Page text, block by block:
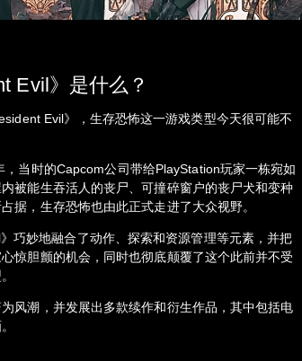
Evil》是什么？
Evil》，生存恐怖这一游戏类型今天很可能不
，当时的Capcom公司带给PlayStation玩家一栋宛如
被能生吞活人的丧尸、可撞碎窗户的丧尸犬和变种
据，生存恐怖也由此正式走进了大众视野。
》巧妙地融合了动作、探索和资源管理等元素，并把
惊胆颤的机会，同时也彻底颠覆了这个此前并不受
风潮，并发展出多款续作和衍生作品，其中包括电